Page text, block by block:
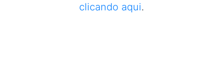
clicando aqui.